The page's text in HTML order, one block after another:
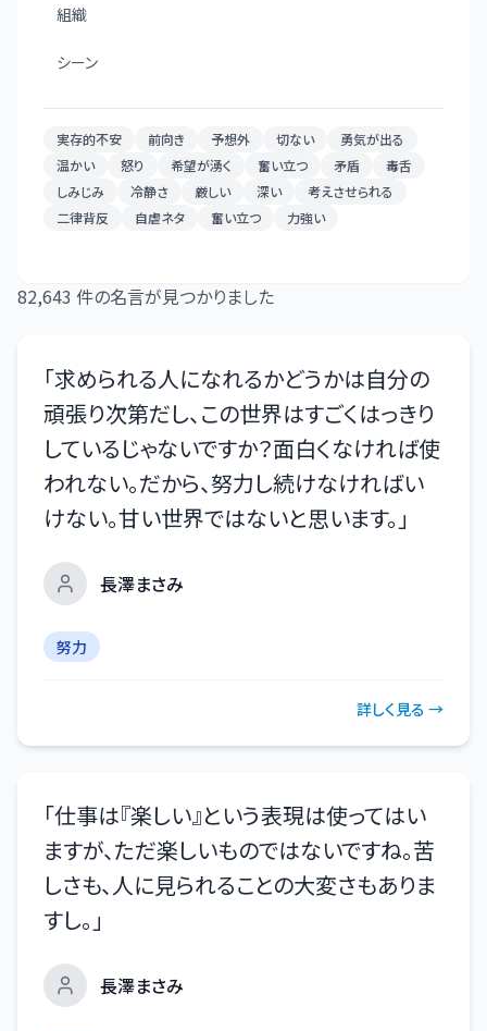
組織
シーン
実存的不安 前向き 予想外 切ない
勇気が出る
温かい
怒り 希望が湧く 奮い立つ 矛盾
毒舌
しみじみ
冷静さ 厳しい 深い
考えさせられる
二律背反
自虐ネタ 奮い立つ 力強い
82,643 件の名言が見つかりました
「求められる人になれるかどうかは自分の
頑張り次第だし、この世界はすごくはっきり
しているじゃないですか？面白くなければ使
われない。だから、努力し続けなければい
けない。甘い世界ではないと思います。 」
長澤まさみ
努力
詳しく見る →
「仕事は『楽しい』という表現は使ってはい
ますが、ただ楽しいものではないですね。苦
しさも、人に見られることの大変さもありま
すし。 」
長澤まさみ